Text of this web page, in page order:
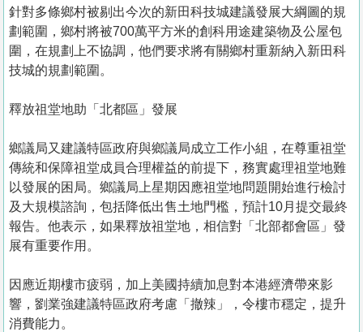
針對多條鄉村被剔出今次的新田科技城建議發展大綱圖的規
劃範圍，鄉村將被700萬平方米的創科用途建築物及公屋包
圍，在規劃上不協調，他們要求將有關鄉村重新納入新田科
技城的規劃範圍。
釋放祖堂地助「北都區」發展
鄉議局又建議特區政府與鄉議局成立工作小組，在尊重祖堂
傳統和保障祖堂成員合理權益的前提下，務實處理祖堂地難
以發展的困局。鄉議局上星期因應祖堂地問題開始進行檢討
及大規模諮詢，包括降低出售土地門檻，預計10月提交最終
報告。他表示，如果釋放祖堂地，相信對「北部都會區」發
展有重要作用。
因應近期樓市疲弱，加上美國持續加息對本港經濟帶來影
響，劉業強建議特區政府考慮「撤辣」，令樓市穩定，提升
消費能力。